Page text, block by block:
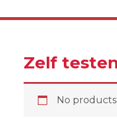
Zelf
No